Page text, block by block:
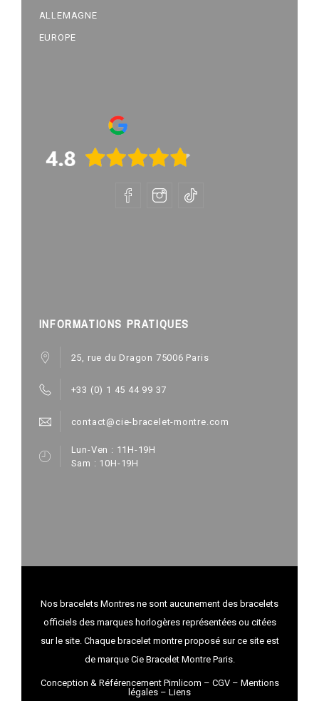
ALLEMAGNE
EUROPE
INFORMATIONS PRATIQUES
25, rue du Dragon 75006 Paris
+33 (0) 1 45 44 99 37
contact@cie-bracelet-montre.com
Lun-Ven : 11H-19H
Sam : 10H-19H
Nos bracelets Montres ne sont aucunement des bracelets
officiels des marques horlogères représentées ou citées
sur le site. Chaque bracelet montre proposé sur ce site est
de marque Cie Bracelet Montre Paris.
Conception & Référencement Pimlicom – CGV– Mentions
légales – Liens